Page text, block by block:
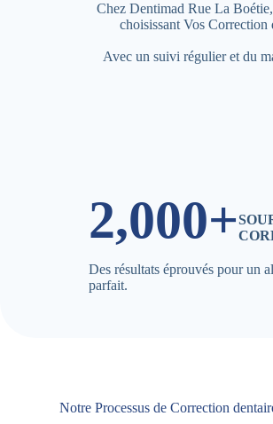
Chez Dentimad Rue La
choisissant Vos Correction
Avec un suivi régulier et du
2,000+
Des résultats éprouvés pour un
parfait.
Notre Processus de Correction